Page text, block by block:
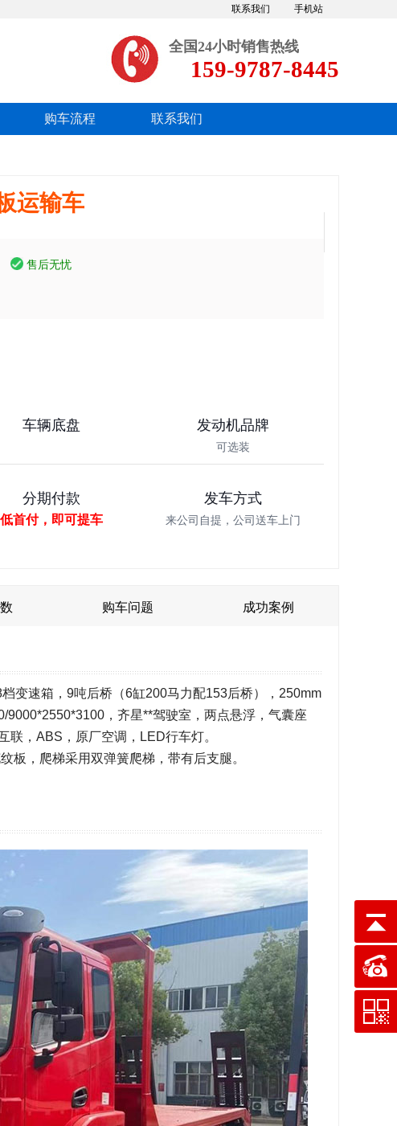
手机站
联系我们
全国24小时销售热线
159-9787-8445
购车流程 联系我们
运输车
售后无忧
车辆底盘 发动机品牌
可选装
分期付款
低首付，即可提车
发车方式
来公司自提，公司送车上门
购车问题 成功案例
变速箱，9吨后桥（6缸200马力配153后桥），250mm
，齐星**驾驶室，两点悬浮，气囊座
联，ABS，原厂空调，LED行车灯。
板，爬梯采用双弹簧爬梯，带有后支腿。